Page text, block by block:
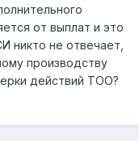
от выплат и это
никто не отвечает,
производству
действий ТОО?